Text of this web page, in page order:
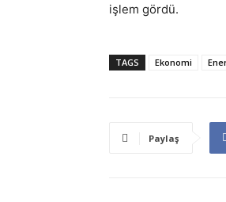
işlem gördü.
TAGS Ekonomi
Paylaş